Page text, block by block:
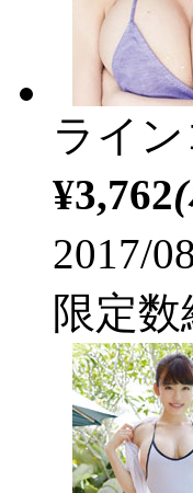
ライ
¥3,762
2017/
限定数